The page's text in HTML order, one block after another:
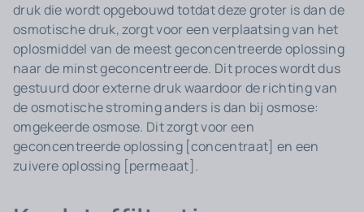
druk die wordt opgebouwd totdat deze groter is dan de
osmotische druk, zorgt voor een verplaatsing van het
oplosmiddel van de meest geconcentreerde oplossing
naar de minst geconcentreerde. Dit proces wordt dus
gestuurd door externe druk waardoor de richting van
de osmotische stroming anders is dan bij osmose:
omgekeerde osmose. Dit zorgt voor een
geconcentreerde oplossing [concentraat] en een
zuivere oplossing [permeaat].